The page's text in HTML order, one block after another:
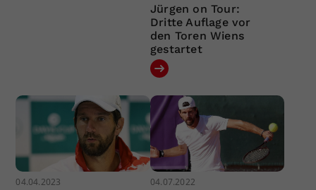
Jürgen on Tour:
Dritte Auflage vor
den Toren Wiens
gestartet
04.04.2023 04.07.2022